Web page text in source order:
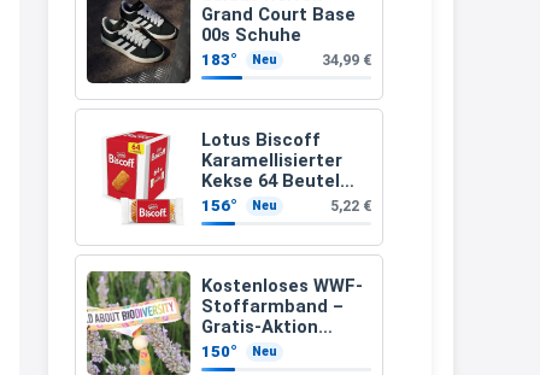
Grand Court Base
00s Schuhe
183° Neu 34,99 €
Lotus Biscoff
Karamellisierter
Kekse 64 Beutel
(992g)
156° Neu 5,22 €
Kostenloses WWF-
Stoffarmband –
Gratis-Aktion
inklusive Versand
150° Neu
Och siche den Gutschein
fürmeggelebaguetts
Kerstin
Meggle bagett Gutschein code
21:37
↩
Kerstin
Bei EDEKA